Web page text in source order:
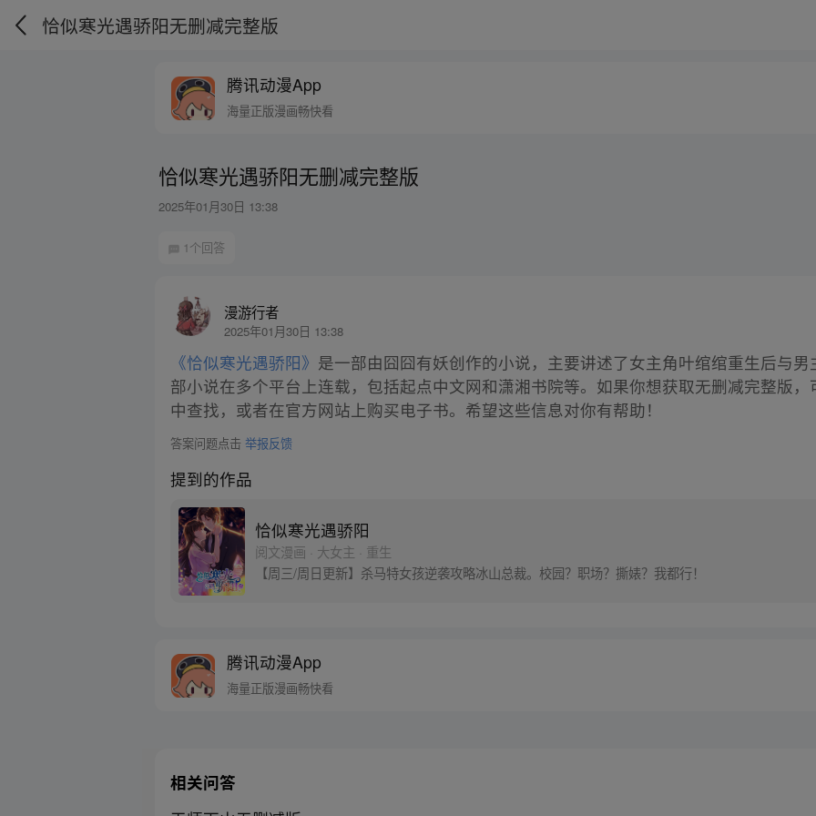
恰似寒光遇骄阳无删减完整版
腾讯动漫App
海量正版漫画畅快看
恰似寒光遇骄阳无删减完整版
2025年01月30日 13:38
1个回答
漫游行者
2025年01月30日 13:38
《恰似寒光遇骄阳》 是一部由囧囧有妖创作的小说，主要讲述了女主角叶绾绾重生后与
部小说在多个平台上连载，包括起点中文网和潇湘书院等。如果你想获取无删减完整版
中查找，或者在官方网站上购买电子书。希望这些信息对你有帮助！
答案问题点击举报反馈
提到的作品
恰似寒光遇骄阳
阅文漫画 · 大女主 · 重生
【周三/周日更新】杀马特女孩逆袭攻略冰山总裁。校园？职场？撕婊？我都行！
腾讯动漫App
海量正版漫画畅快看
相关问答